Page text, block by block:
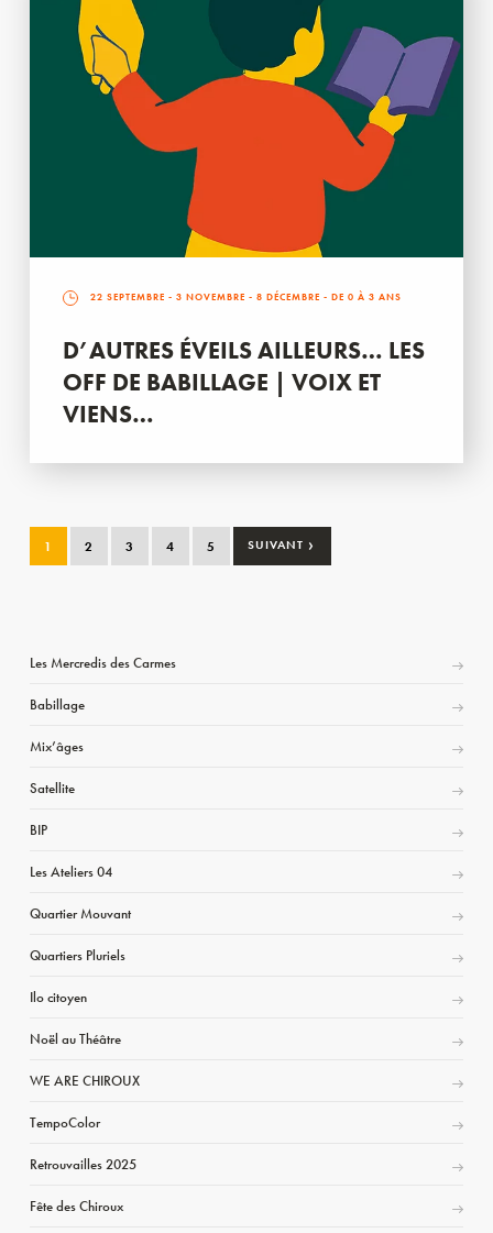
22 SEPTEMBRE - 3 NOVEMBRE - 8 DÉCEMBRE - DE 0 À 3 ANS
D’AUTRES ÉVEILS AILLEURS… LES
OFF DE BABILLAGE | VOIX ET
VIENS…
1 2 3 4 5 SUIVANT ›
Les Mercredis des Carmes
Babillage
Mix’âges
Satellite
BIP
Les Ateliers 04
Quartier Mouvant
Quartiers Pluriels
Ilo citoyen
Noël au Théâtre
WE ARE CHIROUX
TempoColor
Retrouvailles 2025
Fête des Chiroux